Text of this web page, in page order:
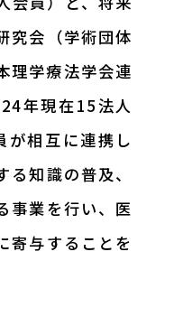
究会（学術団体
理学療法学会連
年現在15法人
が相互に連携し
知識の普及、
事業を行い、医
寄与することを